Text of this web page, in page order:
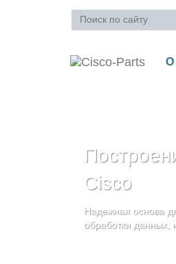
О
Cisco
Надежная основа
обработки данных,
Стоечные
и повышение
Блейд-
и
Увеличьте
масштабируемой